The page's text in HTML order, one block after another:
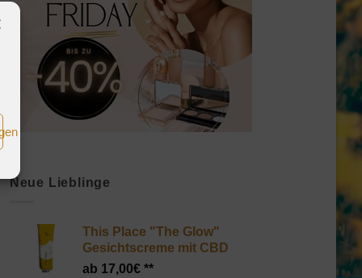
Neue Lieblinge
This Place "The Glow"
Gesichtscreme mit CBD
17,00€